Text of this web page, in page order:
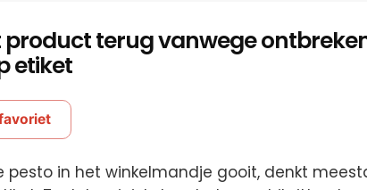
product terug vanwege
etiket
pesto in het winkelmandje gooit, denkt